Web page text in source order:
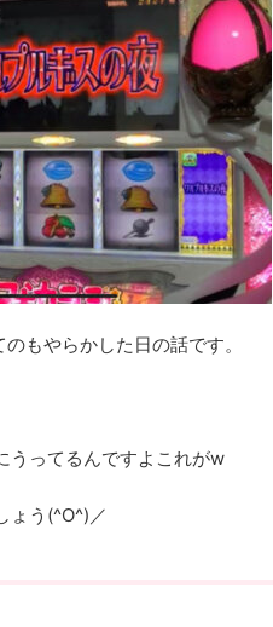
もやらかした日の話です。
うってるんですよこれがw
ょう(^O^)／